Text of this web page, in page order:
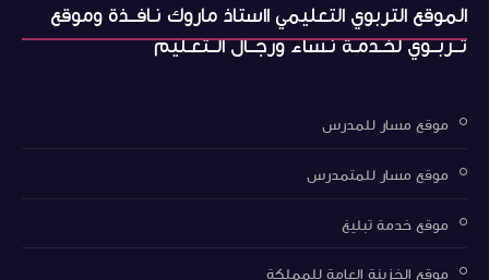
الموقع التربوي التعليمي ااستاذ ماروك نـافــذة وموقع
تــربــوي لخـدمـة نـساء ورجــال الــتعـليم
موقع مسار للمدرس
موقع مسار للمتمدرس
موقع خدمة تبليغ
موقع الخزينة العامة للمملكة